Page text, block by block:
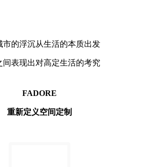
市的浮沉从生活的本质出发
间表现出对高定生活的考究
FADORE
重新定义空间定制